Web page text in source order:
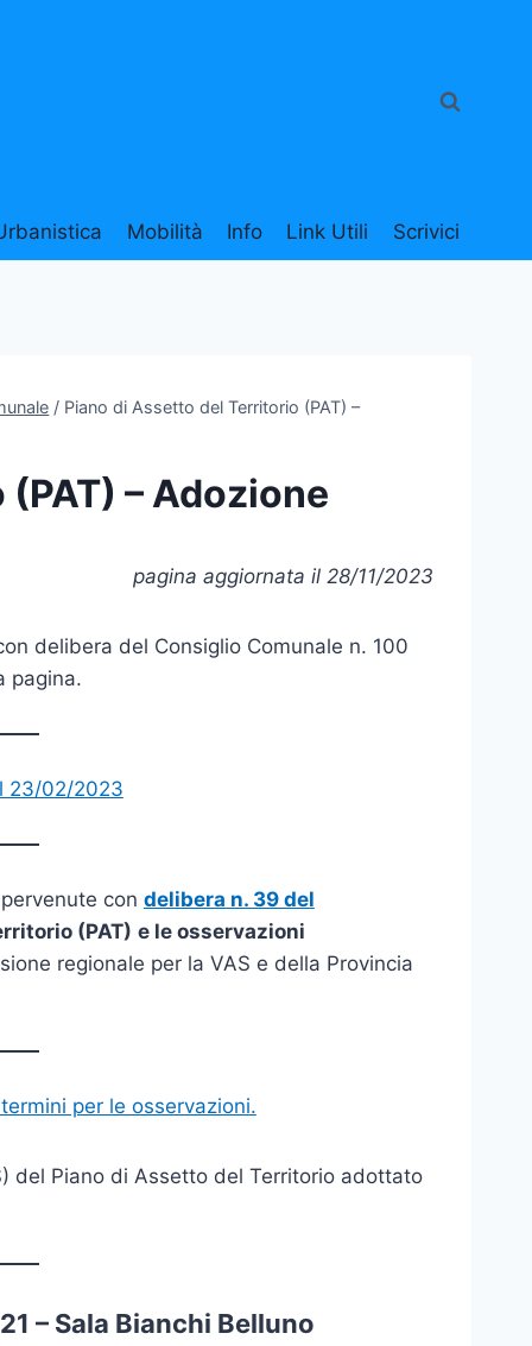
Mobilità Info Link Utili Scrivici
/ Piano di Assetto del Territorio (PAT) –
– Adozione
pagina aggiornata il 28/11/2023
delibera del Consiglio Comunale n. 100
pagina.
23/02/2023
con delibera n. 39 del
(PAT) e le osservazioni
regionale per la VAS e della Provincia
per le osservazioni.
del Piano di Assetto del Territorio adottato
– Sala Bianchi Belluno